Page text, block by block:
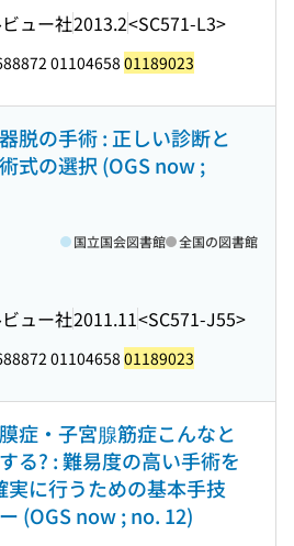
ュー社2013.2<SC571-L3>
01104658 01189023
脱の手術 : 正しい診断と
式の選択 (OGS now ;
ュー社2011.11<SC571-J55>
国立国会図書館 全国の図書館
01104658 01189023
症・子宮腺筋症こんなと
る? : 難易度の高い手術を
実に行うための基本手技
(OGS now ; no. 12)